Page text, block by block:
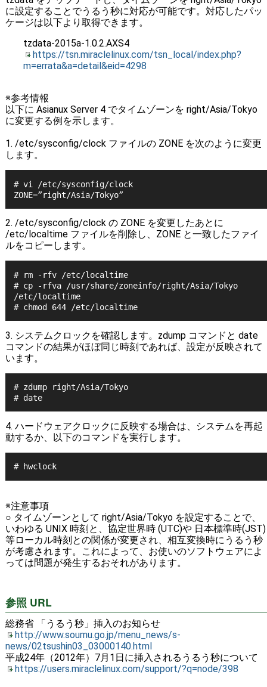
に設定することでうるう秒に対応が可能です。対応したパッ
ケージは以下より取得できます。
tzdata-2015a-1.0.2.AXS4
https://tsn.miraclelinux.com/tsn_local/index.php?
m=errata&a=detail&eid=4298
※参考情報
以下に Asianux Server 4 でタイムゾーンを right/Asia/Tokyo
に変更する例を示します。
1. /etc/sysconfig/clock ファイルの ZONE を次のように変更
します。
# vi /etc/sysconfig/clock
ZONE=”right/Asia/Tokyo”
2. /etc/sysconfig/clock の ZONE を変更したあとに
/etc/localtime ファイルを削除し、ZONE と一致したファイ
ルをコピーします。
# rm -rfv /etc/localtime
# cp -rfva /usr/share/zoneinfo/right/Asia/Tokyo
/etc/localtime
# chmod 644 /etc/localtime
3. システムクロックを確認します。zdump コマンドと date
コマンドの結果がほぼ同じ時刻であれば、設定が反映されて
います。
# zdump right/Asia/Tokyo
# date
4. ハードウェアクロックに反映する場合は、システムを再起
動するか、以下のコマンドを実行します。
# hwclock
※注意事項
○ タイムゾーンとして right/Asia/Tokyo を設定することで、
いわゆる UNIX 時刻と、協定世界時 (UTC)や 日本標準時(JST)
等ローカル時刻との関係が変更され、相互変換時にうるう秒
が考慮されます。これによって、お使いのソフトウェアによ
っては問題が発生するおそれがあります。
参照 URL
総務省 「うるう秒」挿入のお知らせ
http://www.soumu.go.jp/menu_news/s-
news/02tsushin03_03000140.html
平成24年（2012年）7月1日に挿入されるうるう秒について
https://users.miraclelinux.com/support/?q=node/398